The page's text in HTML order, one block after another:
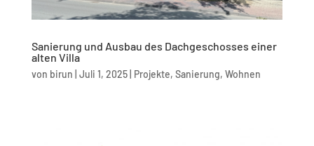
Sanierung und Ausbau des Dachgeschosses einer
alten Villa
von birun Juli 1, 2025| Projekte, Sanierung, Wohnen